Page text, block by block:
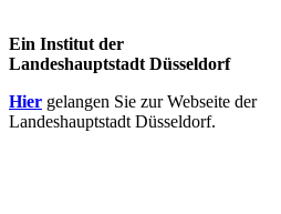
Ein Institut der
Landeshauptstadt Düsseldorf
Hier gelangen Sie zur Webseite der
Landeshauptstadt Düsseldorf.